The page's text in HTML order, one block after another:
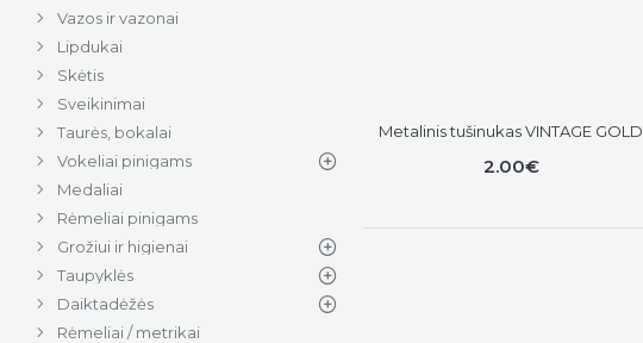
Vazos ir vazonai
Lipdukai
Skėtis
Sveikinimai
Taurės, bokalai
Vokeliai pinigams
Medaliai
Rėmeliai pinigams
Grožiui ir higienai
Taupyklės
Daiktadėžės
Rėmeliai / metrikai
Metalinis tušinukas VINTAGE GOLD
2.00€